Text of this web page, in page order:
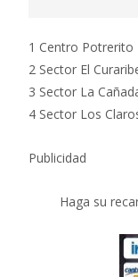
1 Centro Potrerito
2 Sector El
3 Sector La
4 Sector Los
Publicidad
Haga su